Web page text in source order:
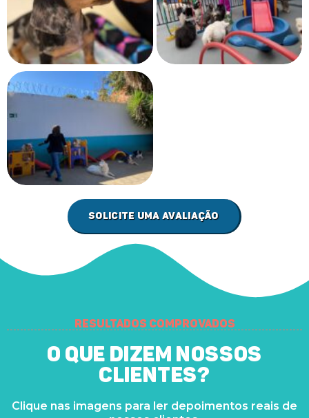
Solicite uma avaliação
Resultados comprovados
O que dizem nossos
clientes?
Clique nas imagens para ler depoimentos reais de